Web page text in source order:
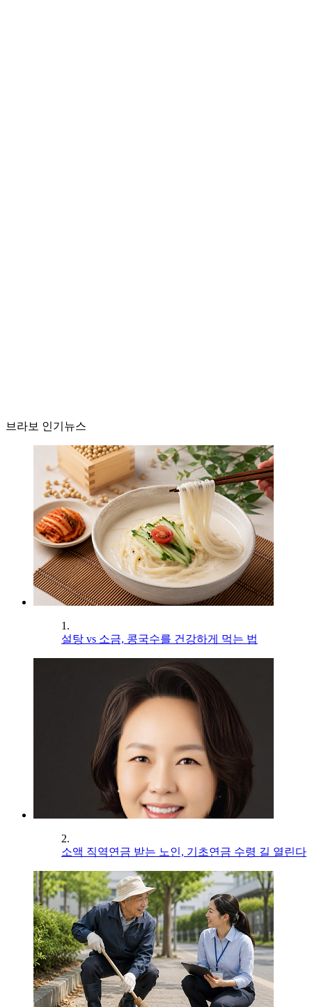
브라보 인기뉴스
1.
설탕 vs 소금, 콩국수를 건강하게 먹는 법
2.
소액 직역연금 받는 노인, 기초연금 수령 길 열린다